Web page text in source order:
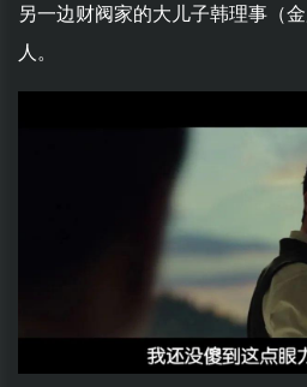
另一边财阀家的大儿子韩理事（
人。